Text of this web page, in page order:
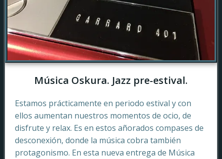
Música Oskura. Jazz pre-estival.
Estamos prácticamente en periodo estival y con
ellos aumentan nuestros momentos de ocio, de
disfrute y relax. Es en estos añorados compases de
desconexión, donde la música cobra también
protagonismo. En esta nueva entrega de Música